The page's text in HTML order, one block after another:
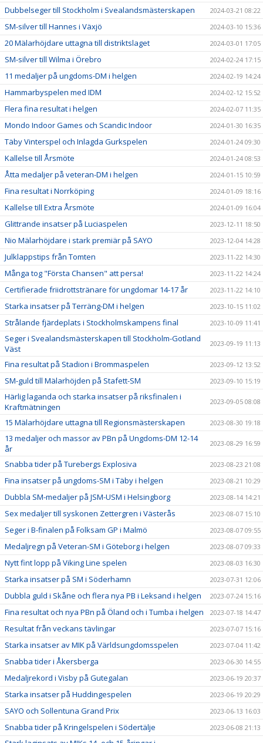
Dubbelseger till Stockholm i Svealandsmästerskapen 2024-03-21 08:22
SM-silver till Hannes i Växjö 2024-03-10 15:36
20 Mälarhöjdare uttagna till distriktslaget 2024-03-01 17:05
SM-silver till Wilma i Örebro 2024-02-24 17:15
11 medaljer på ungdoms-DM i helgen 2024-02-19 14:24
Hammarbyspelen med IDM 2024-02-12 15:52
Flera fina resultat i helgen 2024-02-07 11:35
Mondo Indoor Games och Scandic Indoor 2024-01-30 16:35
Täby Vinterspel och Inlagda Gurkspelen 2024-01-24 09:30
Kallelse till Årsmöte 2024-01-24 08:53
Åtta medaljer på veteran-DM i helgen 2024-01-15 10:59
Fina resultat i Norrköping 2024-01-09 18:16
Kallelse till Extra Årsmöte 2024-01-09 16:04
Glittrande insatser på Luciaspelen 2023-12-11 18:50
Nio Mälarhöjdare i stark premiär på SAYO 2023-12-04 14:28
Julklappstips från Tomten 2023-11-22 14:30
Många tog "Första Chansen" att persa! 2023-11-22 14:24
Certifierade friidrottstränare för ungdomar 14-17 år 2023-11-22 14:10
Starka insatser på Terräng-DM i helgen 2023-10-15 11:02
Strålande fjärdeplats i Stockholmskampens final 2023-10-09 11:41
Seger i Svealandsmästerskapen till Stockholm-Gotland
Väst
2023-09-19 11:13
Fina resultat på Stadion i Brommaspelen 2023-09-12 13:52
SM-guld till Mälarhöjden på Stafett-SM 2023-09-10 15:19
Härlig laganda och starka insatser på riksfinalen i
Kraftmätningen
2023-09-05 08:08
15 Mälarhöjdare uttagna till Regionsmästerskapen 2023-08-30 19:18
13 medaljer och massor av PBn på Ungdoms-DM 12-14
år
2023-08-29 16:59
Snabba tider på Turebergs Explosiva 2023-08-23 21:08
Fina insatser på ungdoms-SM i Täby i helgen 2023-08-21 10:29
Dubbla SM-medaljer på JSM-USM i Helsingborg 2023-08-14 14:21
Sex medaljer till syskonen Zettergren i Västerås 2023-08-07 15:10
Seger i B-finalen på Folksam GP i Malmö 2023-08-07 09:55
Medaljregn på Veteran-SM i Göteborg i helgen 2023-08-07 09:33
Nytt fint lopp på Viking Line spelen 2023-08-03 16:30
Starka insatser på SM i Söderhamn 2023-07-31 12:06
Dubbla guld i Skåne och flera nya PB i Leksand i helgen 2023-07-24 15:16
Fina resultat och nya PBn på Öland och i Tumba i helgen 2023-07-18 14:47
Resultat från veckans tävlingar 2023-07-07 15:16
Starka insatser av MIK på Världsungdomsspelen 2023-07-04 11:42
Snabba tider i Åkersberga 2023-06-30 14:55
Medaljrekord i Visby på Gutegalan 2023-06-19 20:37
Starka insatser på Huddingespelen 2023-06-19 20:29
SAYO och Sollentuna Grand Prix 2023-06-13 16:03
Snabba tider på Kringelspelen i Södertälje 2023-06-08 21:13